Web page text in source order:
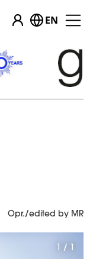
EN
Opr./edited by MR
1 / 1